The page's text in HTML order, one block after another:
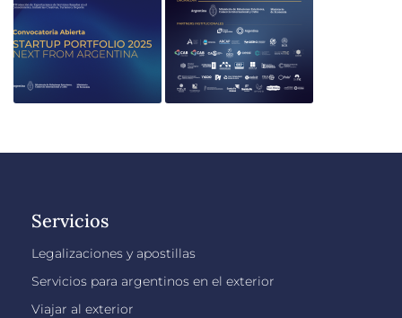
Servicios
Legalizaciones y apostillas
Servicios para argentinos en el exterior
Viajar al exterior